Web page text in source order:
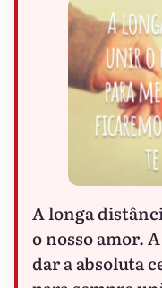
A longa
o nosso amor.
dar a absoluta